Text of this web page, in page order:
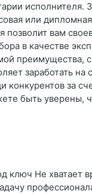
или
вам
в качестве
преимущества,
заработать
за
быть уверены,
ключ Не